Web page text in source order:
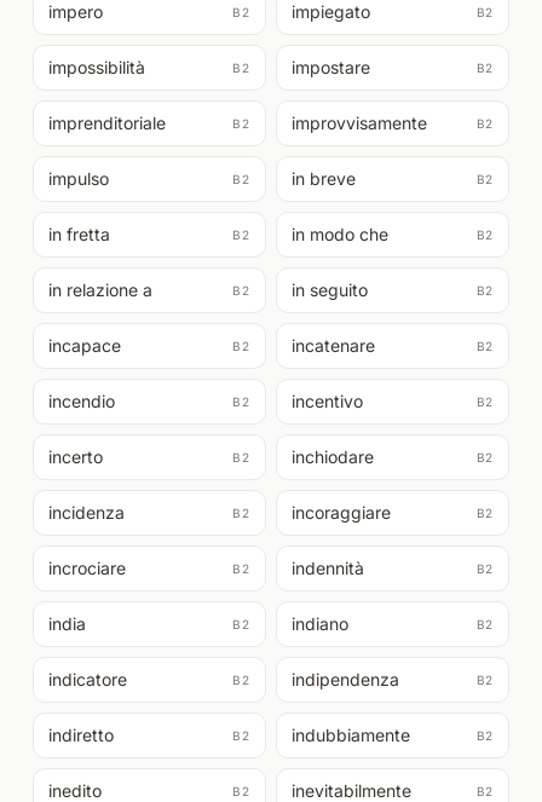
impero B2 impiegato B2
impossibilità B2 impostare B2
imprenditoriale B2 improvvisamente B2
impulso B2 in breve B2
in fretta B2 in modo che B2
in relazione a B2 in seguito B2
incapace B2 incatenare B2
incendio B2 incentivo B2
incerto B2 inchiodare B2
incidenza B2 incoraggiare B2
incrociare B2 indennità B2
india B2 indiano B2
indicatore B2 indipendenza B2
indiretto B2 indubbiamente B2
inedito B2 inevitabilmente B2